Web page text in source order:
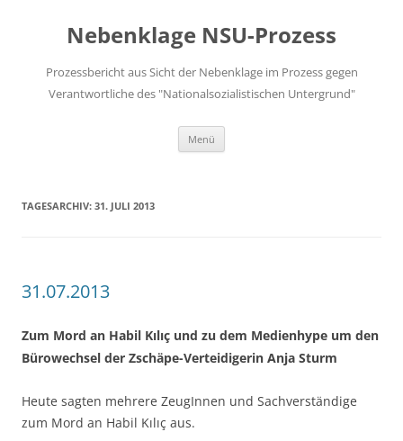
springenNebenklage NSU-Prozess
Prozessbericht aus Sicht der Nebenklage im Prozess gegen
Verantwortliche des "Nationalsozialistischen Untergrund"
Menü
TAGESARCHIV: 31. JULI 2013
31.07.2013
Zum Mord an Habil Kılıç und zu dem Medienhype um den
Bürowechsel der Zschäpe-Verteidigerin Anja Sturm
Heute sagten mehrere ZeugInnen und Sachverständige
zum Mord an Habil Kılıç aus.